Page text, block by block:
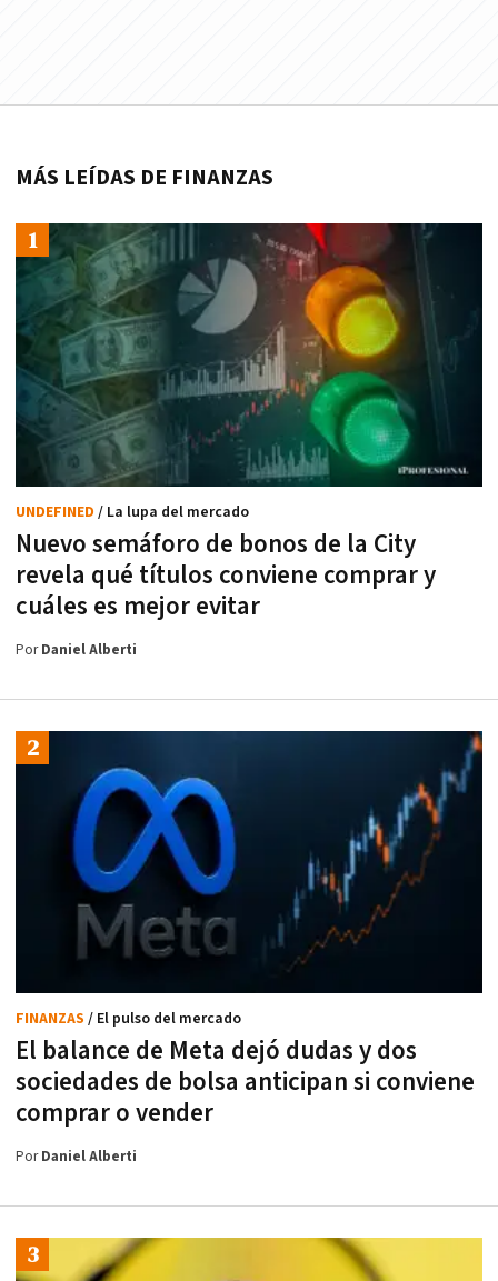
MÁS LEÍDAS DE FINANZAS
Nuevo semáforo de bonos de la City
revela qué títulos conviene comprar y
cuáles es mejor evitar
UNDEFINED / La lupa del mercado
PorDaniel Alberti
El balance de Meta dejó dudas y dos
sociedades de bolsa anticipan si conviene
comprar o vender
FINANZAS / El pulso del mercado
PorDaniel Alberti